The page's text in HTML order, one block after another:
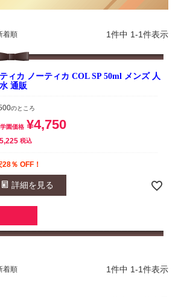
着順 1件中 1-1件表示
ィカ ノーティカ COL SP 50ml メンズ 人
通販
のところ
園価格 ¥4,750
税込
28％ OFF！
詳細を見る
着順 1件中 1-1件表示